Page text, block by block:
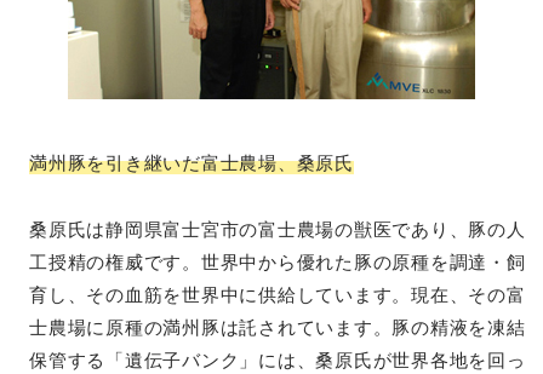
満州豚を引き継いだ富士農場、桑原氏
桑原氏は静岡県富士宮市の富士農場の獣医であり、豚の人
工授精の権威です。世界中から優れた豚の原種を調達・飼
育し、その血筋を世界中に供給しています。現在、その富
士農場に原種の満州豚は託されています。豚の精液を凍結
保管する「遺伝子バンク」には、桑原氏が世界各地を回っ